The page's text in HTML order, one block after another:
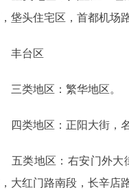
垡头住宅区，首都机场
台区
类地区：繁华地区。
类地区：正阳大街，名
类地区：右安门外大街
大红门路南段，长辛店